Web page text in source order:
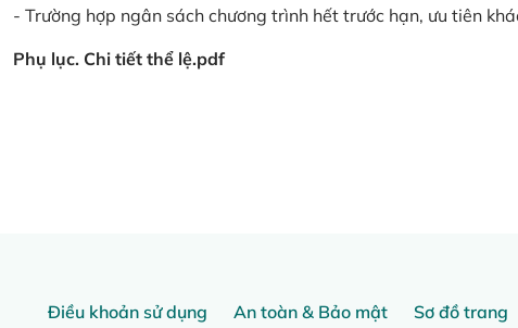
- Trường hợp ngân sách chương trình hết trước hạn, ưu tiên
Phụ lục. Chi tiết thể lệ.pdf
Điều khoản sử dụng An toàn & Bảo mật Sơ đồ trang